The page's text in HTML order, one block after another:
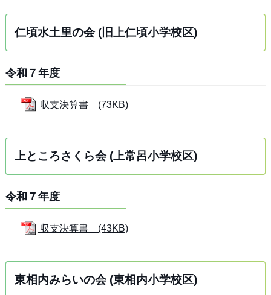
仁頃水土里の会 (旧上仁頃小学校区)
令和７年度
収支決算書 (73KB)
上ところさくら会 (上常呂小学校区)
令和７年度
収支決算書 (43KB)
東相内みらいの会 (東相内小学校区)